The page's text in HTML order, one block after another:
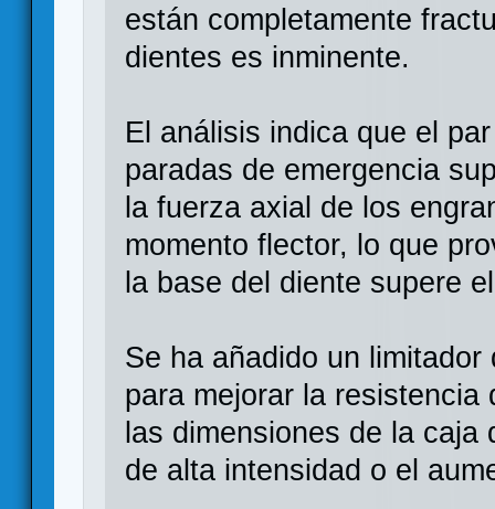
están completamente
dientes es inminente.
El análisis indica que el
paradas de emergencia
la fuerza axial de los
momento flector, lo que
la base del diente supere
Se ha añadido un
para mejorar la
las dimensiones de la
de alta intensidad o el